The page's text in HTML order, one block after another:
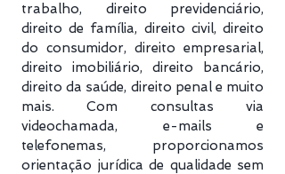
trabalho, direito previdenciário​,
direito de família, direito civil, direito
do consumidor, direito empresarial,
direito imobiliário, direito bancário,
direito da saúde, direito penal e muito
mais. Com consultas via
videochamada, e-mails e
telefonemas, proporcionamos
orientação jurídica de qualidade sem